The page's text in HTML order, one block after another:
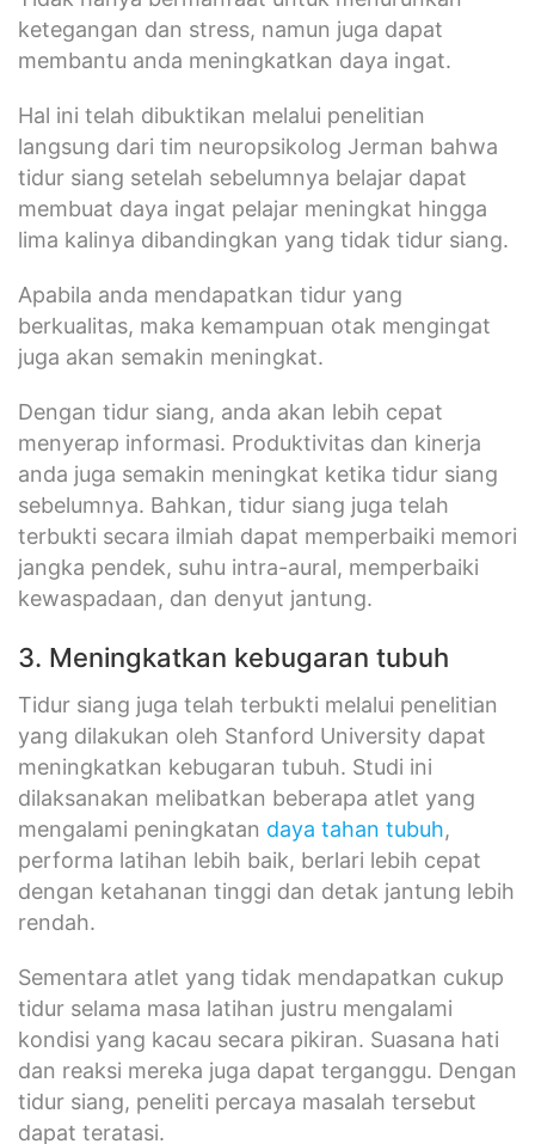
ketegangan dan stress, namun juga dapat
membantu anda meningkatkan daya ingat.
Hal ini telah dibuktikan melalui penelitian
langsung dari tim neuropsikolog Jerman bahwa
tidur siang setelah sebelumnya belajar dapat
membuat daya ingat pelajar meningkat hingga
lima kalinya dibandingkan yang tidak tidur siang.
Apabila anda mendapatkan tidur yang
berkualitas, maka kemampuan otak mengingat
juga akan semakin meningkat.
Dengan tidur siang, anda akan lebih cepat
menyerap informasi. Produktivitas dan kinerja
anda juga semakin meningkat ketika tidur siang
sebelumnya. Bahkan, tidur siang juga telah
terbukti secara ilmiah dapat memperbaiki memori
jangka pendek, suhu intra-aural, memperbaiki
kewaspadaan, dan denyut jantung.
3. Meningkatkan kebugaran tubuh
Tidur siang juga telah terbukti melalui penelitian
yang dilakukan oleh Stanford University dapat
meningkatkan kebugaran tubuh. Studi ini
dilaksanakan melibatkan beberapa atlet yang
mengalami peningkatan daya tahan tubuh,
performa latihan lebih baik, berlari lebih cepat
dengan ketahanan tinggi dan detak jantung lebih
rendah.
Sementara atlet yang tidak mendapatkan cukup
tidur selama masa latihan justru mengalami
kondisi yang kacau secara pikiran. Suasana hati
dan reaksi mereka juga dapat terganggu. Dengan
tidur siang, peneliti percaya masalah tersebut
dapat teratasi.